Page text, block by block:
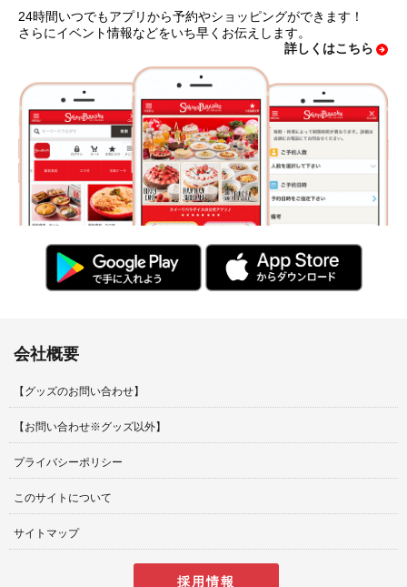
24時間いつでもアプリから予約やショッピングができます！
さらにイベント情報などをいち早くお伝えします。
詳しくはこちら
会社概要
【グッズのお問い合わせ】
【お問い合わせ※グッズ以外】
プライバシーポリシー
このサイトについて
サイトマップ
採用情報